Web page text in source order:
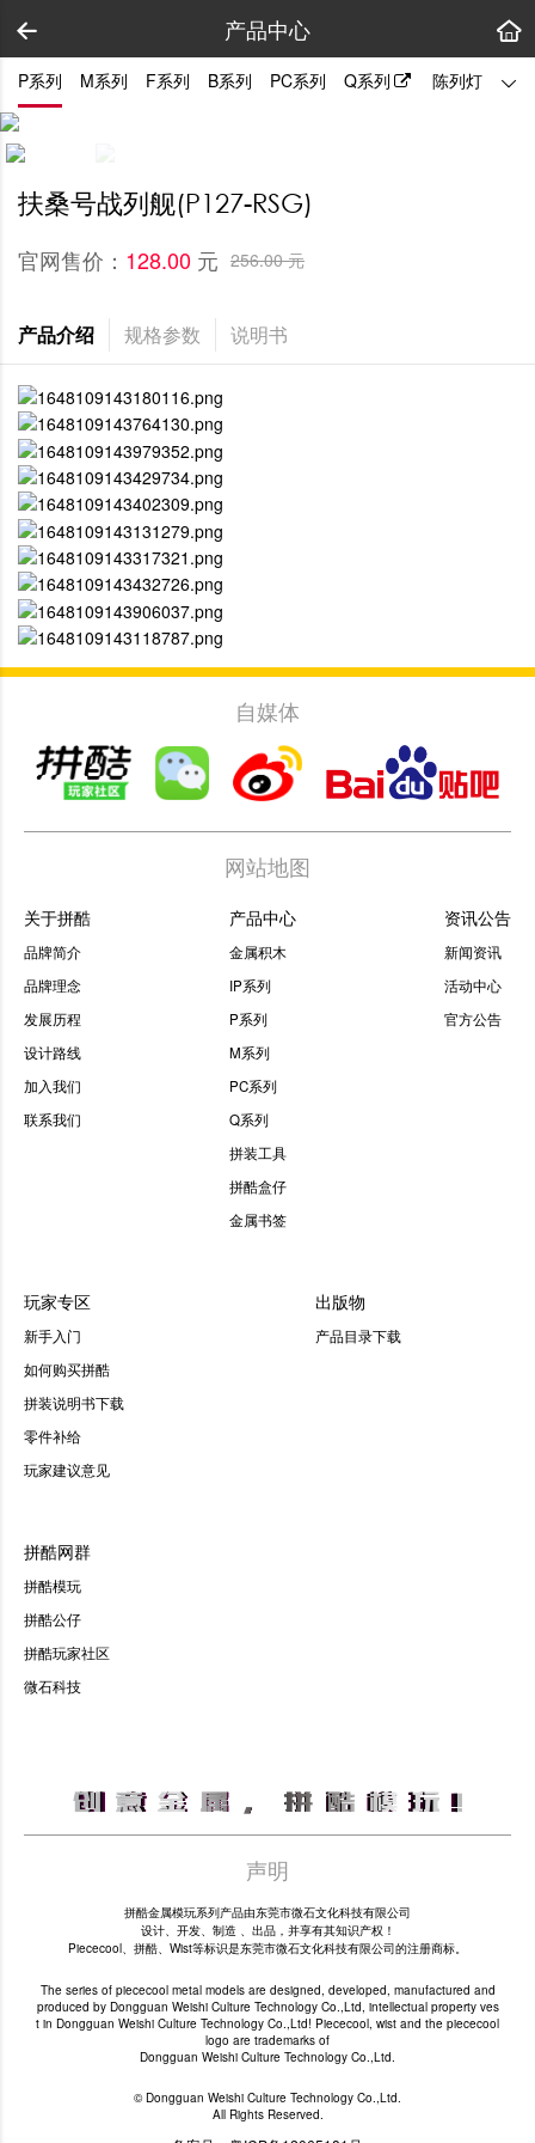
产品中心
P系列 M系列 F系列 B系列 PC系列 Q系列 陈列灯 拼
扶桑号战列舰(P127-RSG)
官网售价： 128.00 元 256.00 元
产品介绍 规格参数 说明书
自媒体
网站地图
关于拼酷
品牌简介
品牌理念
发展历程
设计路线
加入我们
联系我们
产品中心
金属积木
IP系列
P系列
M系列
PC系列
Q系列
拼装工具
拼酷盒仔
金属书签
资讯公告
新闻资讯
活动中心
官方公告
玩家专区
新手入门
如何购买拼酷
拼装说明书下载
零件补给
玩家建议意见
出版物
产品目录下载
拼酷网群
拼酷模玩
拼酷公仔
拼酷玩家社区
微石科技
声明
拼酷金属模玩系列产品由东莞市微石文化科技有限公司
设计、开发、制造 、出品，并享有其知识产权！
Piececool、拼酷、Wist等标识是东莞市微石文化科技有限公司的注册商标。
The series of piececool metal models are designed, developed, manufactured and
produced by Dongguan Weishi Culture Technology Co.,Ltd, intellectual property ves
t in Dongguan Weishi Culture Technology Co.,Ltd! Piececool, wist and the piececool
logo are trademarks of
Dongguan Weishi Culture Technology Co.,Ltd.
© Dongguan Weishi Culture Technology Co.,Ltd.
All Rights Reserved.